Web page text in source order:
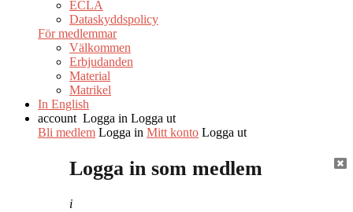
ECLA
Dataskyddspolicy
För medlemmar
Välkommen
Erbjudanden
Material
Matrikel
In English
account Logga in Logga ut
Bli medlem Logga in Mitt konto Logga ut
Logga in som medlem
i